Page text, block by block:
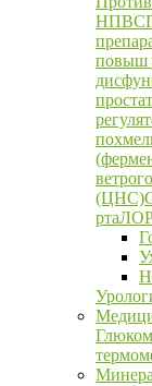
НПВС
повыш
(ЦНС)
рта